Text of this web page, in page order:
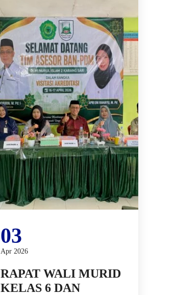
03
Apr 2026
RAPAT WALI MURID
KELAS 6 DAN